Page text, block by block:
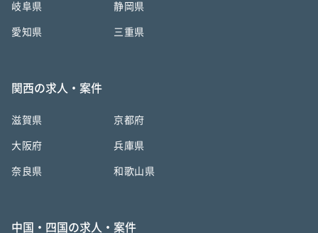
岐阜県 静岡県
愛知県 三重県
関西の求人・案件
滋賀県 京都府
大阪府 兵庫県
奈良県 和歌山県
中国・四国の求人・案件